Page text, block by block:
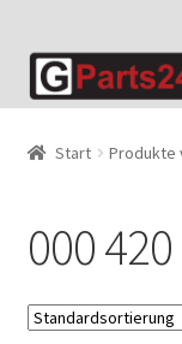
Zur
Navigation
Zum
Inhalt
Start Produkte
000